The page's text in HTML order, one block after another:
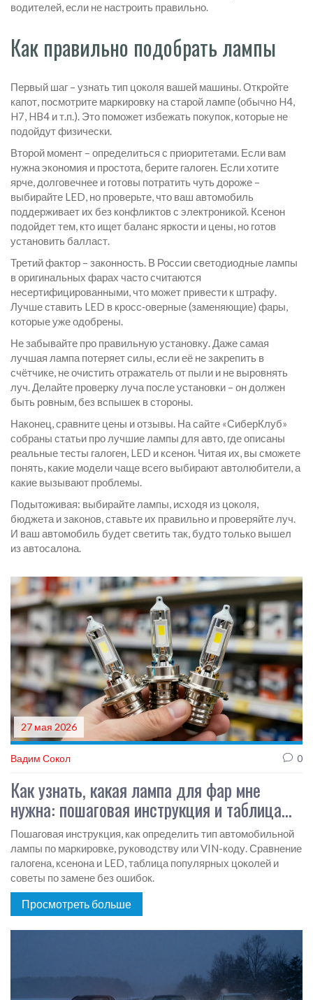
водителей, если не настроить правильно.
Как правильно подобрать лампы
Первый шаг – узнать тип цоколя вашей машины. Откройте
капот, посмотрите маркировку на старой лампе (обычно H4,
H7, HB4 и т.п.). Это поможет избежать покупок, которые не
подойдут физически.
Второй момент – определиться с приоритетами. Если вам
нужна экономия и простота, берите галоген. Если хотите
ярче, долговечнее и готовы потратить чуть дороже –
выбирайте LED, но проверьте, что ваш автомобиль
поддерживает их без конфликтов с электроникой. Ксенон
подойдет тем, кто ищет баланс яркости и цены, но готов
установить балласт.
Третий фактор – законность. В России светодиодные лампы
в оригинальных фарах часто считаются
несертифицированными, что может привести к штрафу.
Лучше ставить LED в кросс‑оверные (заменяющие) фары,
которые уже одобрены.
Не забывайте про правильную установку. Даже самая
лучшая лампа потеряет силы, если её не закрепить в
счётчике, не очистить отражатель от пыли и не выровнять
луч. Делайте проверку луча после установки – он должен
быть ровным, без вспышек в стороны.
Наконец, сравните цены и отзывы. На сайте «СиберКлуб»
собраны статьи про лучшие лампы для авто, где описаны
реальные тесты галоген, LED и ксенон. Читая их, вы сможете
понять, какие модели чаще всего выбирают автолюбители, а
какие вызывают проблемы.
Подытоживая: выбирайте лампы, исходя из цоколя,
бюджета и законов, ставьте их правильно и проверяйте луч.
И ваш автомобиль будет светить так, будто только вышел
из автосалона.
27 мая 2026
Вадим Сокол 0
Как узнать, какая лампа для фар мне
нужна: пошаговая инструкция и таблица
типов
Пошаговая инструкция, как определить тип автомобильной
лампы по маркировке, руководству или VIN-коду. Сравнение
галогена, ксенона и LED, таблица популярных цоколей и
советы по замене без ошибок.
Просмотреть больше